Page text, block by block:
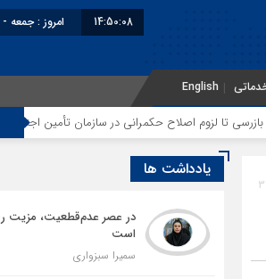
14:50:09 برابر با : Friday - 7 Augu
English
حکمرانی در سازمان تأمین اجتماعی توقف‌های
یادداشت ها
در عصر عدم‌قطعیت، مزیت
است
سمیرا سبزواری